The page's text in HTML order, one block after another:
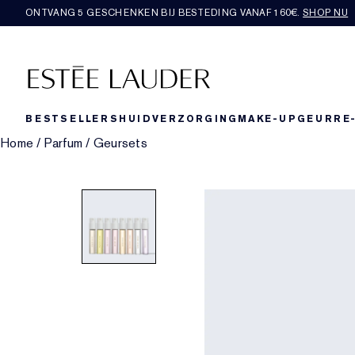
ONTVANG 5 GESCHENKEN BIJ BESTEDING VANAF 160€.SHOP NU
BESTSELLERS HUIDVERZORGING MAKE-UP GEUR
Home / Parfum / Geursets